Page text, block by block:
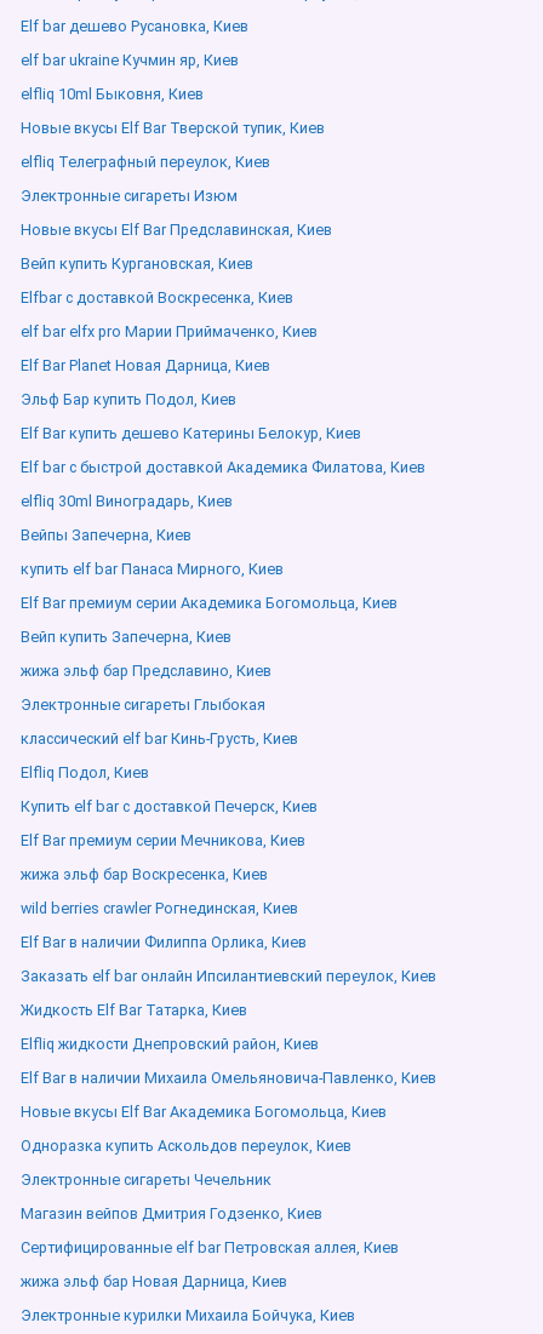
Elf bar дешево Русановка, Киев
elf bar ukraine Кучмин яр, Киев
elfliq 10ml Быковня, Киев
Новые вкусы Elf Bar Тверской тупик, Киев
elfliq Телеграфный переулок, Киев
Электронные сигареты Изюм
Новые вкусы Elf Bar Предславинская, Киев
Вейп купить Кургановская, Киев
Elfbar с доставкой Воскресенка, Киев
elf bar elfx pro Марии Приймаченко, Киев
Elf Bar Planet Новая Дарница, Киев
Эльф Бар купить Подол, Киев
Elf Bar купить дешево Катерины Белокур, Киев
Elf bar с быстрой доставкой Академика Филатова, Киев
elfliq 30ml Виноградарь, Киев
Вейпы Запечерна, Киев
купить elf bar Панаса Мирного, Киев
Elf Bar премиум серии Академика Богомольца, Киев
Вейп купить Запечерна, Киев
жижа эльф бар Предславино, Киев
Электронные сигареты Глыбокая
классический elf bar Кинь-Грусть, Киев
Elfliq Подол, Киев
Купить elf bar с доставкой Печерск, Киев
Elf Bar премиум серии Мечникова, Киев
жижа эльф бар Воскресенка, Киев
wild berries crawler Рогнединская, Киев
Elf Bar в наличии Филиппа Орлика, Киев
Заказать elf bar онлайн Ипсилантиевский переулок, Киев
Жидкость Elf Bar Татарка, Киев
Elfliq жидкости Днепровский район, Киев
Elf Bar в наличии Михаила Омельяновича-Павленко, Киев
Новые вкусы Elf Bar Академика Богомольца, Киев
Одноразка купить Аскольдов переулок, Киев
Электронные сигареты Чечельник
Магазин вейпов Дмитрия Годзенко, Киев
Сертифицированные elf bar Петровская аллея, Киев
жижа эльф бар Новая Дарница, Киев
Электронные курилки Михаила Бойчука, Киев